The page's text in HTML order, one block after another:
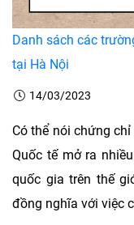
Danh sách các
tại Hà Nội
14/03/2023
Có thể nói chứng
Quốc tế mở ra
quốc gia trên thế
đồng nghĩa với việc